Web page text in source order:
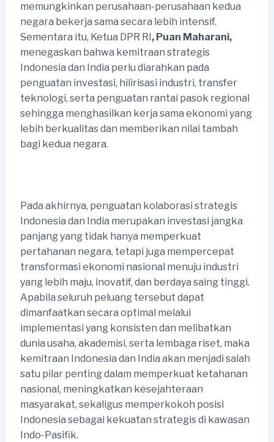
memungkinkan perusahaan-perusahaan kedua
negara bekerja sama secara lebih intensif.
Sementara itu, Ketua DPR RI , Puan Maharani,
menegaskan bahwa kemitraan strategis
Indonesia dan India perlu diarahkan pada
penguatan investasi, hilirisasi industri, transfer
teknologi, serta penguatan rantai pasok regional
sehingga menghasilkan kerja sama ekonomi yang
lebih berkualitas dan memberikan nilai tambah
bagi kedua negara.
Pada akhirnya, penguatan kolaborasi strategis
Indonesia dan India merupakan investasi jangka
panjang yang tidak hanya memperkuat
pertahanan negara, tetapi juga mempercepat
transformasi ekonomi nasional menuju industri
yang lebih maju, inovatif, dan berdaya saing tinggi.
Apabila seluruh peluang tersebut dapat
dimanfaatkan secara optimal melalui
implementasi yang konsisten dan melibatkan
dunia usaha, akademisi, serta lembaga riset, maka
kemitraan Indonesia dan India akan menjadi salah
satu pilar penting dalam memperkuat ketahanan
nasional, meningkatkan kesejahteraan
masyarakat, sekaligus memperkokoh posisi
Indonesia sebagai kekuatan strategis di kawasan
Indo-Pasifik.